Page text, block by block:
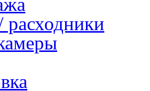
расходники